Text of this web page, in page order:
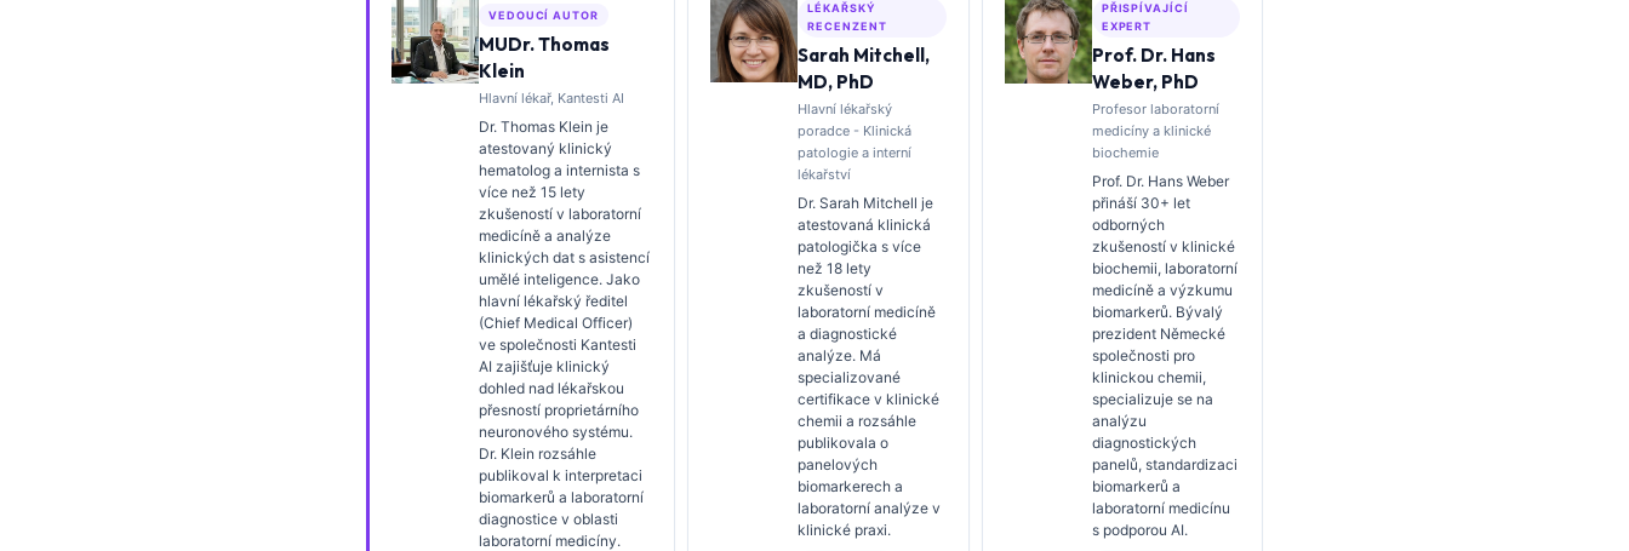
VEDOUCÍ AUTOR
MUDr. Thomas
Klein
Hlavní lékař, Kantesti AI
Dr. Thomas Klein je
atestovaný klinický
hematolog a internista s
více než 15 lety
zkušeností v laboratorní
medicíně a analýze
klinických dat s asistencí
umělé inteligence. Jako
hlavní lékařský ředitel
(Chief Medical Officer)
ve společnosti Kantesti
AI zajišťuje klinický
dohled nad lékařskou
přesností proprietárního
neuronového systému.
Dr. Klein rozsáhle
publikoval k interpretaci
biomarkerů a laboratorní
diagnostice v oblasti
laboratorní medicíny.
LÉKAŘSKÝ
RECENZENT
Sarah Mitchell,
MD, PhD
Hlavní lékařský
poradce - Klinická
patologie a interní
lékařství
Dr. Sarah Mitchell je
atestovaná klinická
patologička s více
než 18 lety
zkušeností v
laboratorní medicíně
a diagnostické
analýze. Má
specializované
certifikace v klinické
chemii a rozsáhle
publikovala o
panelových
biomarkerech a
laboratorní analýze v
klinické praxi.
PŘISPÍVAJÍCÍ
EXPERT
Prof. Dr. Hans
Weber, PhD
Profesor laboratorní
medicíny a klinické
biochemie
Prof. Dr. Hans Weber
přináší 30+ let
odborných
zkušeností v klinické
biochemii, laboratorní
medicíně a výzkumu
biomarkerů. Bývalý
prezident Německé
společnosti pro
klinickou chemii,
specializuje se na
analýzu
diagnostických
panelů, standardizaci
biomarkerů a
laboratorní medicínu
s podporou AI.